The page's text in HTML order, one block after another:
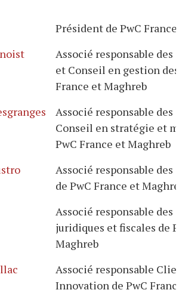
Président de PwC France
Associé responsable des
et Conseil en gestion des
France et Maghreb
Associé responsable des
Conseil en stratégie et
PwC France et Maghreb
Associé responsable des
de PwC France et Maghreb
Associé responsable des
juridiques et fiscales de
Maghreb
Associé responsable
Innovation de PwC